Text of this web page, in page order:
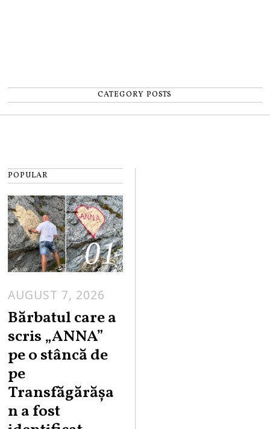
CATEGORY POSTS
POPULAR
01
AUGUST 7, 2026
Bărbatul care a
scris „ANNA”
pe o stâncă de
pe
Transfăgărășa
n a fost